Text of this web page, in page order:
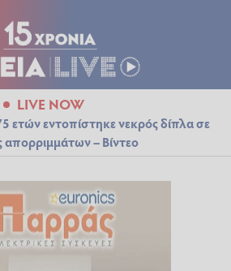
LIVE NOW
ετών εντοπίστηκε νεκρός δίπλα σε
απορριμμάτων – Βίντεο